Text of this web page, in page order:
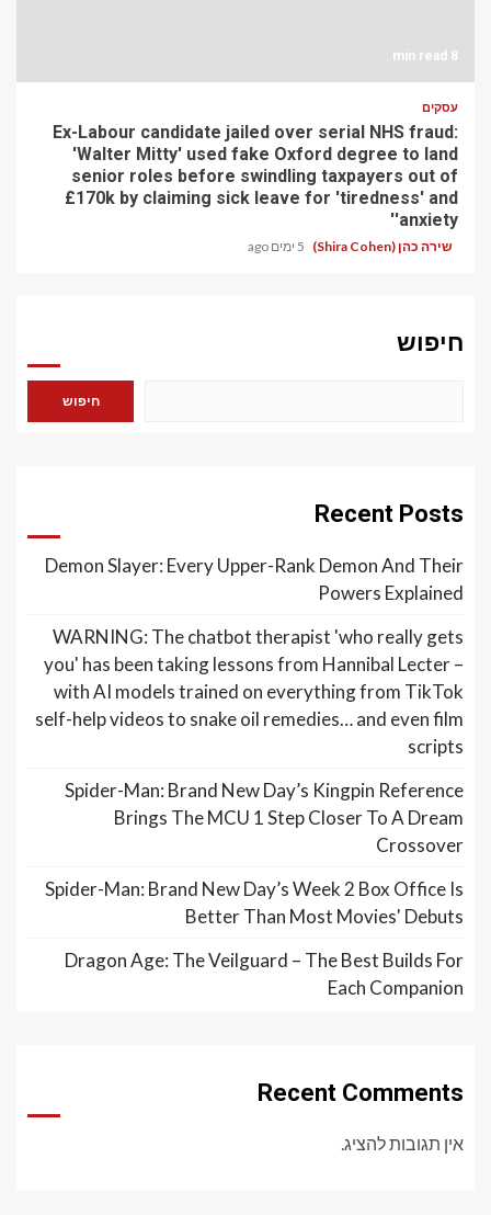
8 min read
עסקים
Ex-Labour candidate jailed over serial NHS fraud:
'Walter Mitty' used fake Oxford degree to land
senior roles before swindling taxpayers out of
£170k by claiming sick leave for 'tiredness' and
'anxiety'
שירה כהן (Shira Cohen) 5 ימים ago
חיפוש
חיפוש
Recent Posts
Demon Slayer: Every Upper-Rank Demon And Their
Powers Explained
WARNING: The chatbot therapist 'who really gets
you' has been taking lessons from Hannibal Lecter –
with AI models trained on everything from TikTok
self-help videos to snake oil remedies… and even film
scripts
Spider-Man: Brand New Day’s Kingpin Reference
Brings The MCU 1 Step Closer To A Dream
Crossover
Spider-Man: Brand New Day’s Week 2 Box Office Is
Better Than Most Movies' Debuts
Dragon Age: The Veilguard – The Best Builds For
Each Companion
Recent Comments
אין תגובות להציג.